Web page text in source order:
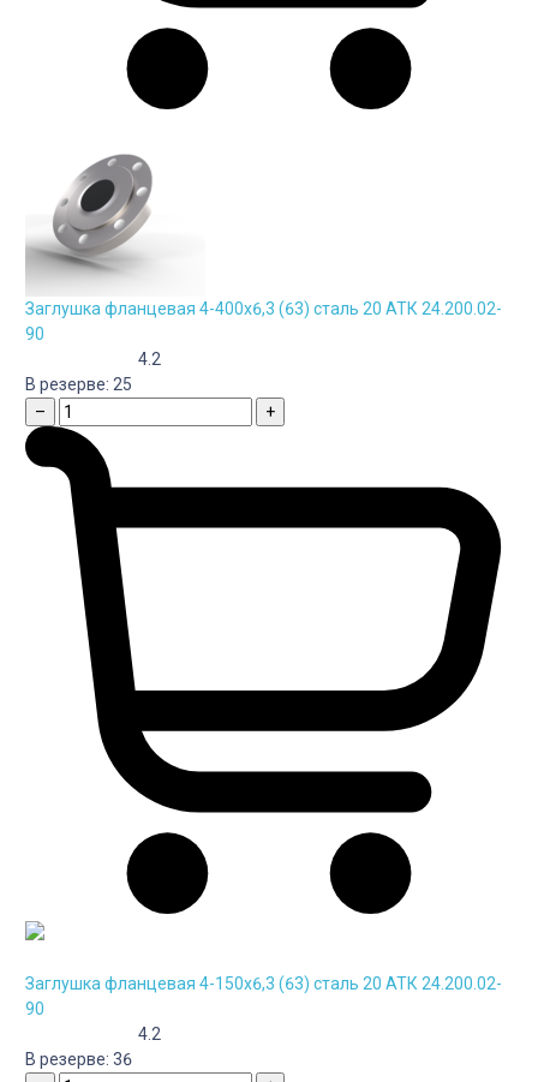
Заглушка фланцевая 4-400х6,3 (63) сталь 20 АТК 24.200.02-
90
4.2
В резерве: 25
–
+
Заглушка фланцевая 4-150х6,3 (63) сталь 20 АТК 24.200.02-
90
4.2
В резерве: 36